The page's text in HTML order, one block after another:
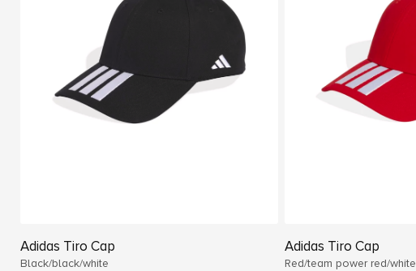
Adidas Tiro Cap
Black/black/white
Adidas Tiro Cap
Red/team power red/white